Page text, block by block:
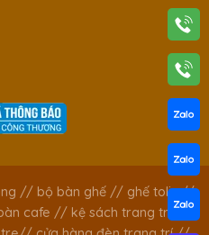
// bộ bàn ghế// ghế tolix//
cafe // kệ sách trang trí //